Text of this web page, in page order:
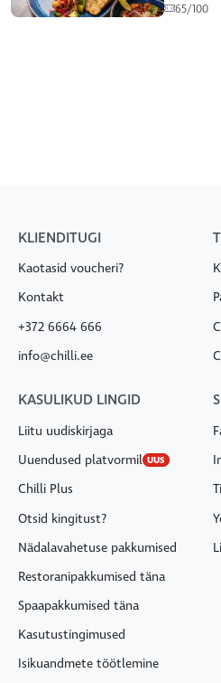
65/100
KLIENDITUGI
Kaotasid voucheri?
Kontakt
+372 6664 666
info@chilli.ee
KASULIKUD LINGID
Liitu uudiskirjaga
Uuendused platvormil UUS
Chilli Plus
Otsid kingitust?
Nädalavahetuse pakkumised
Restoranipakkumised täna
Spaapakkumised täna
Kasutustingimused
Isikuandmete töötlemine